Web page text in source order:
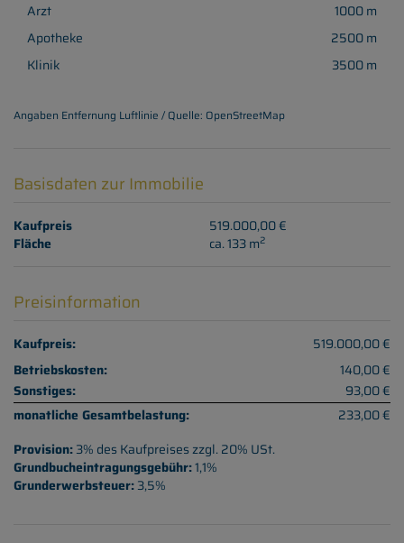
Arzt
1000 m
Apotheke
2500 m
Klinik
3500 m
Angaben Entfernung Luftlinie / Quelle: OpenStreetMap
Basisdaten zur Immobilie
Kaufpreis
519.000,00 €
Fläche
ca. 133 m2
Preisinformation
Kaufpreis:
519.000,00 €
Betriebskosten:
140,00 €
Sonstiges:
93,00 €
monatliche Gesamtbelastung:
233,00 €
Provision:3% des Kaufpreises zzgl. 20% USt.
Grundbucheintragungsgebühr:1,1%
Grunderwerbsteuer:3,5%